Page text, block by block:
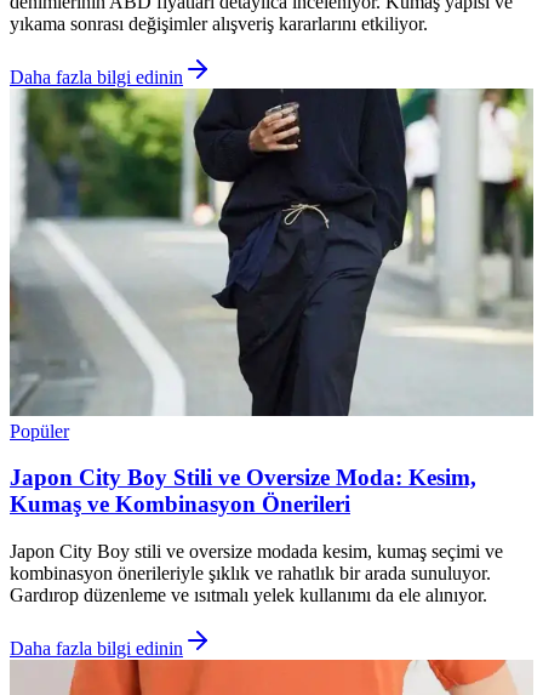
yıkama sonrası değişimler alışveriş kararlarını etkiliyor.
Daha fazla bilgi edinin
Popüler
Japon City Boy Stili ve Oversize Moda: Kesim,
Kumaş ve Kombinasyon Önerileri
Japon City Boy stili ve oversize modada kesim, kumaş seçimi ve
kombinasyon önerileriyle şıklık ve rahatlık bir arada sunuluyor.
Gardırop düzenleme ve ısıtmalı yelek kullanımı da ele alınıyor.
Daha fazla bilgi edinin